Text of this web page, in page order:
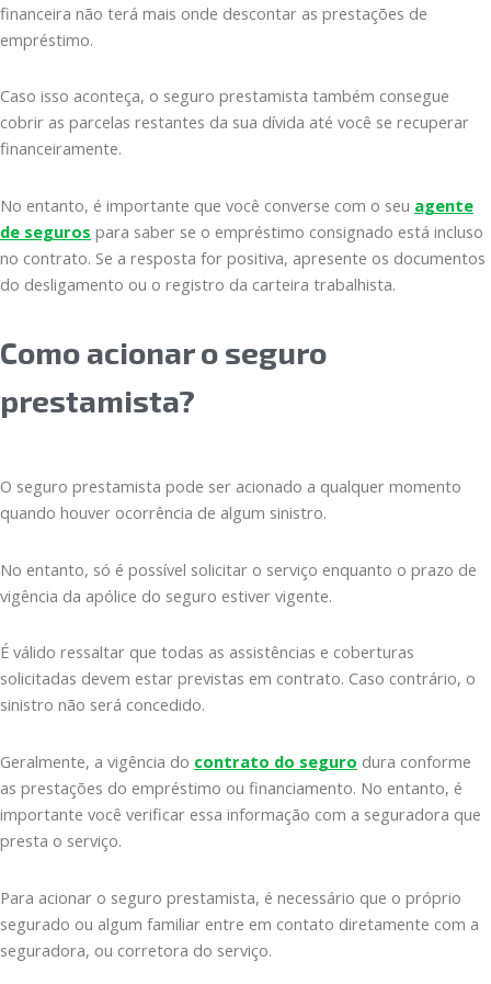
financeira não terá mais onde descontar as prestações de
empréstimo.
Caso isso aconteça, o seguro prestamista também consegue
cobrir as parcelas restantes da sua dívida até você se recuperar
financeiramente.
No entanto, é importante que você converse com o seu agente
de seguros para saber se o empréstimo consignado está incluso
no contrato. Se a resposta for positiva, apresente os documentos
do desligamento ou o registro da carteira trabalhista.
Como acionar o seguro
prestamista?
O seguro prestamista pode ser acionado a qualquer momento
quando houver ocorrência de algum sinistro.
No entanto, só é possível solicitar o serviço enquanto o prazo de
vigência da apólice do seguro estiver vigente.
É válido ressaltar que todas as assistências e coberturas
solicitadas devem estar previstas em contrato. Caso contrário, o
sinistro não será concedido.
Geralmente, a vigência do contrato do seguro dura conforme
as prestações do empréstimo ou financiamento. No entanto, é
importante você verificar essa informação com a seguradora que
presta o serviço.
Para acionar o seguro prestamista, é necessário que o próprio
segurado ou algum familiar entre em contato diretamente com a
seguradora, ou corretora do serviço.